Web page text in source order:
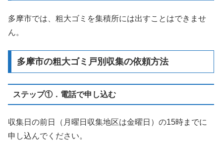
多摩市では、粗大ゴミを集積所には出すことはできませ
ん。
多摩市の粗大ゴミ戸別収集の依頼方法
ステップ①．電話で申し込む
収集日の前日（月曜日収集地区は金曜日）の15時までに
申し込んでください。